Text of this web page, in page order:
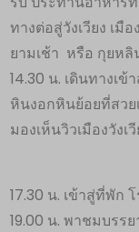
ทางต่อสู่วังเวียง เมื
ยามเช้า หรือ กุยหลิ
14.30 น. เดินทางเข้
หินงอกหินย้อยที่สวย
มองเห็นวิวเมืองวังเ
17.30 น. เข้าสู่ที่พัก
19.00 น. พาชมบรร